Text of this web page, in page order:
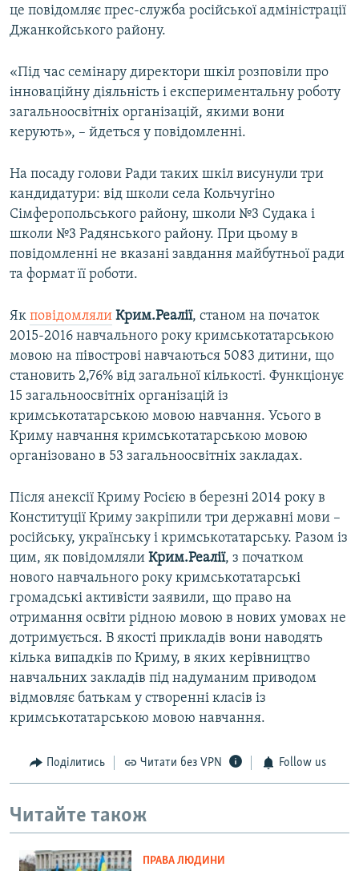
це повідомляє прес-служба російської адміністрації
Джанкойського району.
«Під час семінару директори шкіл розповіли про
інноваційну діяльність і експериментальну роботу
загальноосвітніх організацій, якими вони
керують», – йдеться у повідомленні.
На посаду голови Ради таких шкіл висунули три
кандидатури: від школи села Кольчугіно
Сімферопольського району, школи №3 Судака і
школи №3 Радянського району. При цьому в
повідомленні не вказані завдання майбутньої ради
та формат її роботи.
Як повідомляли Крим.Реалії, станом на початок
2015-2016 навчального року кримськотатарською
мовою на півострові навчаються 5083 дитини, що
становить 2,76% від загальної кількості. Функціонує
15 загальноосвітніх організацій із
кримськотатарською мовою навчання. Усього в
Криму навчання кримськотатарською мовою
організовано в 53 загальноосвітніх закладах.
Після анексії Криму Росією в березні 2014 року в
Конституції Криму закріпили три державні мови –
російську, українську і кримськотатарську. Разом із
цим, як повідомляли Крим.Реалії, з початком
нового навчального року кримськотатарські
громадські активісти заявили, що право на
отримання освіти рідною мовою в нових умовах не
дотримується. В якості прикладів вони наводять
кілька випадків по Криму, в яких керівництво
навчальних закладів під надуманим приводом
відмовляє батькам у створенні класів із
кримськотатарською мовою навчання.
Поділитись Читати без VPN Follow us
Читайте також
ПРАВА ЛЮДИНИ